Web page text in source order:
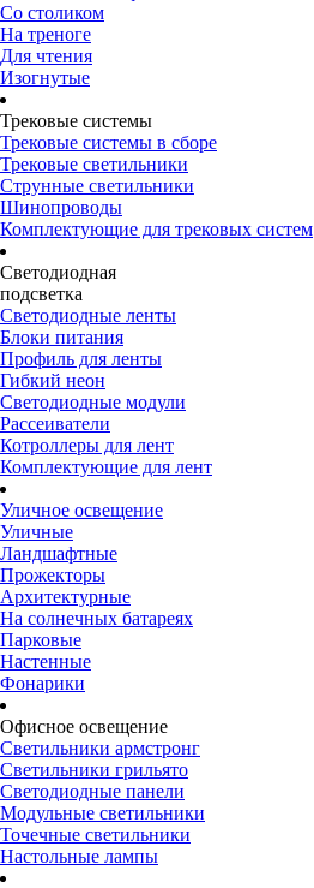
Со столиком
На треноге
Для чтения
Изогнутые
Трековые системы
Трековые системы в сборе
Трековые светильники
Струнные светильники
Шинопроводы
Комплектующие для трековых систем
Светодиодная
подсветка
Светодиодные ленты
Блоки питания
Профиль для ленты
Гибкий неон
Светодиодные модули
Рассеиватели
Котроллеры для лент
Комплектующие для лент
Уличное освещение
Уличные
Ландшафтные
Прожекторы
Архитектурные
На солнечных батареях
Парковые
Настенные
Фонарики
Офисное освещение
Светильники армстронг
Светильники грильято
Светодиодные панели
Модульные светильники
Точечные светильники
Настольные лампы